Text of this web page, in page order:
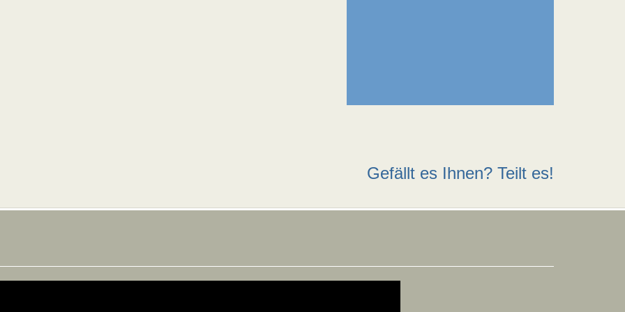
Gefällt es Ihnen? Teilt es!